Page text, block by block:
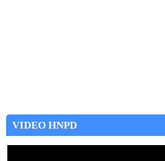
VIDEO HNPD